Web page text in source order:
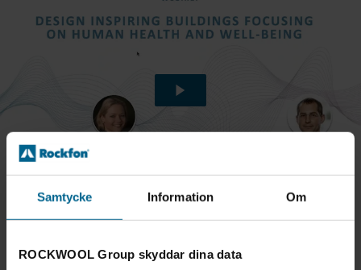
Samtycke Information Om
ROCKWOOL Group skyddar dina data